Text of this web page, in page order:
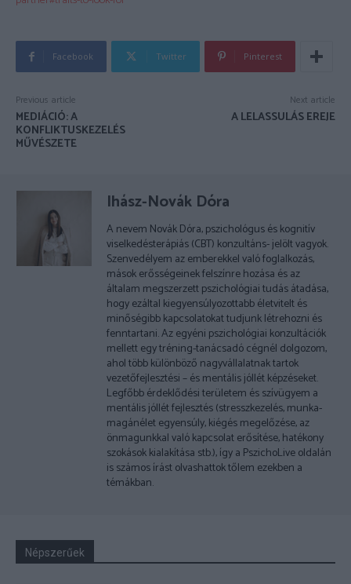
Facebook Twitter Pinterest
Previous article
MEDIÁCIÓ: A
KONFLIKTUSKEZELÉS
MŰVÉSZETE
Next article
A LELASSULÁS EREJE
Ihász-Novák Dóra
A nevem Novák Dóra, pszichológus és kognitív
viselkedésterápiás (CBT) konzultáns- jelölt vagyok.
Szenvedélyem az emberekkel való foglalkozás,
mások erősségeinek felszínre hozása és az
általam megszerzett pszichológiai tudás átadása,
hogy ezáltal kiegyensúlyozottabb életvitelt és
minőségibb kapcsolatokat tudjunk létrehozni és
fenntartani. Az egyéni pszichológiai konzultációk
mellett egy tréning-tanácsadó cégnél dolgozom,
ahol több különböző nagyvállalatnak tartok
vezetőfejlesztési – és mentális jóllét képzéseket.
Legfőbb érdeklődési területem és szívügyem a
mentális jóllét fejlesztés (stresszkezelés, munka-
magánélet egyensúly, kiégés megelőzése, az
önmagunkkal való kapcsolat erősítése, hatékony
szokások kialakítása stb.), így a PszichoLive oldalán
is számos írást olvashattok tőlem ezekben a
témákban.
Népszerűek